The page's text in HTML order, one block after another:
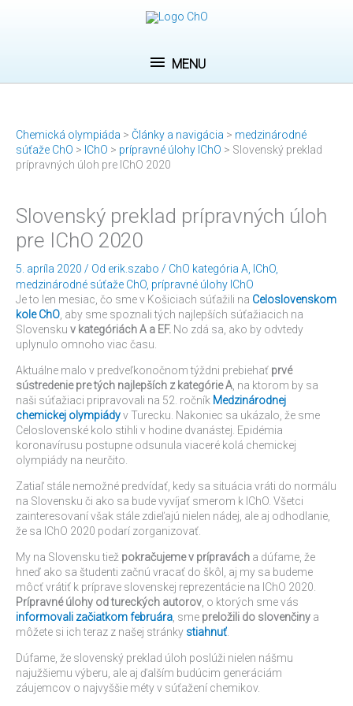
MENU
MENU
Chemická olympiáda > Články a navigácia > medzinárodné
súťaže ChO > IChO > prípravné úlohy IChO > Slovenský preklad
prípravných úloh pre IChO 2020
Slovenský preklad prípravných úloh
pre IChO 2020
5. apríla 2020 / Od erik.szabo / ChO kategória A IChO
medzinárodné súťaže ChO prípravné úlohy IChO
Je to len mesiac, čo sme v Košiciach súťažili na Celoslovenskom
kole ChO , aby sme spoznali tých najlepších súťažiacich na
Slovensku v kategóriách A a EF. No zdá sa, ako by odvtedy
uplynulo omnoho viac času.
Aktuálne malo v predveľkonočnom týždni prebiehať prvé
sústredenie pre tých najlepších z kategórie A , na ktorom by sa
naši súťažiaci pripravovali na 52. ročník Medzinárodnej
chemickej olympiádyv Turecku. Nakoniec sa ukázalo, že sme
Celoslovenské kolo stihli v hodine dvanástej. Epidémia
koronavírusu postupne odsunula viaceré kolá chemickej
olympiády na neurčito.
Zatiaľ stále nemožné predvídať, kedy sa situácia vráti do normálu
na Slovensku či ako sa bude vyvíjať smerom k IChO. Všetci
zainteresovaní však stále zdieľajú nielen nádej, ale aj odhodlanie,
že sa IChO 2020 podarí zorganizovať.
My na Slovensku tiež pokračujeme v prípravách a dúfame, že
hneď ako sa študenti začnú vracať do škôl, aj my sa budeme
môcť vrátiť k príprave slovenskej reprezentácie na IChO 2020.
Prípravné úlohy od tureckých autorov , o ktorých sme vás
informovali začiatkom februára , sme preložili do slovenčiny a
môžete si ich teraz z našej stránky stiahnuť
Dúfame, že slovenský preklad úloh poslúži nielen nášmu
najužšiemu výberu, ale aj ďalším budúcim generáciám
záujemcov o najvyššie méty v súťažení chemikov.